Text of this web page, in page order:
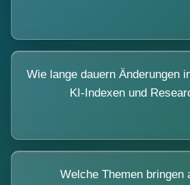
Wie lange dauern Änderungen
KI-Indexen und
Welche Themen bringen